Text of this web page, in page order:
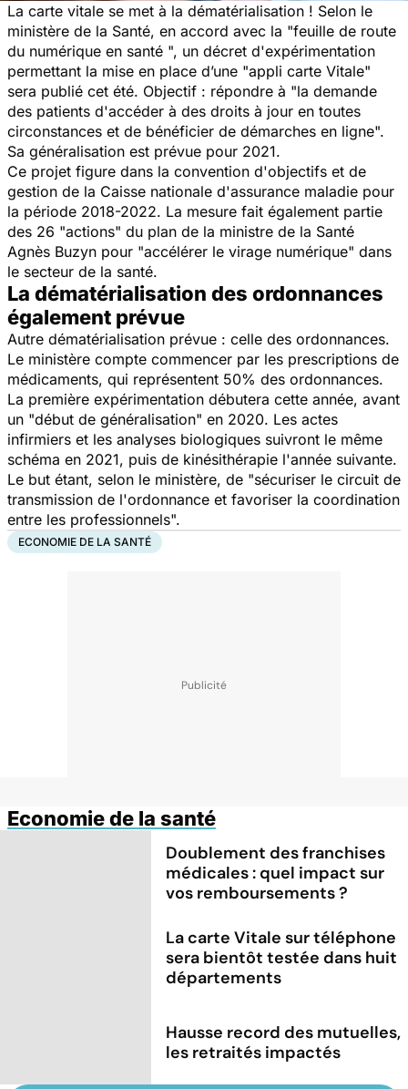
La carte vitale se met à la dématérialisation ! Selon le
ministère de la Santé, en accord avec la "feuille de route
du numérique en santé ", un décret d'expérimentation
permettant la mise en place d’une "appli carte Vitale"
sera publié cet été. Objectif : répondre à "la demande
des patients d'accéder à des droits à jour en toutes
circonstances et de bénéficier de démarches en ligne".
Sa généralisation est prévue pour 2021.
Ce projet figure dans la convention d'objectifs et de
gestion de la Caisse nationale d'assurance maladie pour
la période 2018-2022. La mesure fait également partie
des 26 "actions" du plan de la ministre de la Santé
Agnès Buzyn pour "accélérer le virage numérique" dans
le secteur de la santé.
La dématérialisation des ordonnances
également prévue
Autre dématérialisation prévue : celle des ordonnances.
Le ministère compte commencer par les prescriptions de
médicaments, qui représentent 50% des ordonnances.
La première expérimentation débutera cette année, avant
un "début de généralisation" en 2020. Les actes
infirmiers et les analyses biologiques suivront le même
schéma en 2021, puis de kinésithérapie l'année suivante.
Le but étant, selon le ministère, de "sécuriser le circuit de
transmission de l'ordonnance et favoriser la coordination
entre les professionnels".
ECONOMIE DE LA SANTÉ
Economie de la santé
Doublement des franchises
médicales : quel impact sur
vos remboursements ?
La carte Vitale sur téléphone
sera bientôt testée dans huit
départements
Hausse record des mutuelles,
les retraités impactés